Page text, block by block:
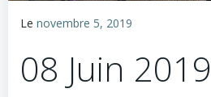
Le novembre 5, 2019
08 Juin 2019